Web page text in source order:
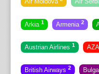
Arkia 1 Armenia 2
Austrian Airlines 1
British Airways 2